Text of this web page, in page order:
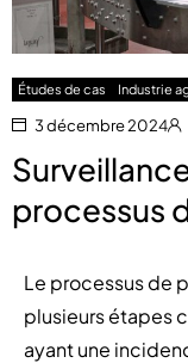
Études de cas Industrie
3 décembre 2024
processus
Le processus de
plusieurs étapes
ayant une